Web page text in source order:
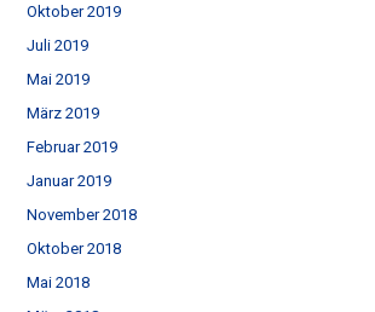
Oktober 2019
Juli 2019
Mai 2019
März 2019
Februar 2019
Januar 2019
November 2018
Oktober 2018
Mai 2018